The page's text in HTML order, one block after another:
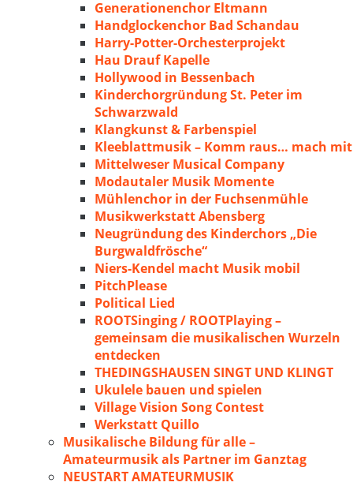
Generationenchor Eltmann
Handglockenchor Bad Schandau
Harry-Potter-Orchesterprojekt
Hau Drauf Kapelle
Hollywood in Bessenbach
Kinderchorgründung St. Peter im
Schwarzwald
Klangkunst & Farbenspiel
Kleeblattmusik – Komm raus… mach mit
Mittelweser Musical Company
Modautaler Musik Momente
Mühlenchor in der Fuchsenmühle
Musikwerkstatt Abensberg
Neugründung des Kinderchors „Die
Burgwaldfrösche“
Niers-Kendel macht Musik mobil
PitchPlease
Political Lied
ROOTSinging / ROOTPlaying –
gemeinsam die musikalischen Wurzeln
entdecken
THEDINGSHAUSEN SINGT UND KLINGT
Ukulele bauen und spielen
Village Vision Song Contest
Werkstatt Quillo
Musikalische Bildung für alle –
Amateurmusik als Partner im Ganztag
NEUSTART AMATEURMUSIK